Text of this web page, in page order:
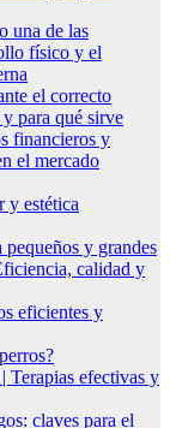
una de las
físico y el
el correcto
para qué sirve
financieros y
el mercado
y estética
y grandes
calidad y
eficientes y
Terapias efectivas y
claves para el